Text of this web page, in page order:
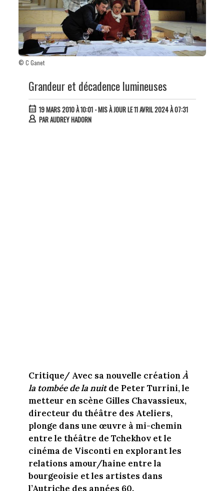
© C Ganet
Grandeur et décadence lumineuses
19 MARS 2010 À 10:01- MIS À JOUR LE 11 AVRIL 2024 À 07:31
PARAUDREY HADORN
Critique/ Avec sa nouvelle créationÀ
la tombée de la nuitde Peter Turrini, le
metteur en scène Gilles Chavassieux,
directeur du théâtre des Ateliers,
plonge dans une œuvre à mi-chemin
entre le théâtre de Tchekhov et le
cinéma de Visconti en explorant les
relations amour/haine entre la
bourgeoisie et les artistes dans
l’Autriche des années 60.